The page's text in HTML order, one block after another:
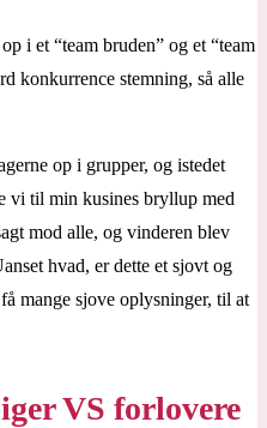
i et “team bruden” og et “team
konkurrence stemning, så alle
op i grupper, og istedet
vi til min kusines bryllup med
mod alle, og vinderen blev
hvad, er dette et sjovt og
mange sjove oplysninger, til at
VS forlovere